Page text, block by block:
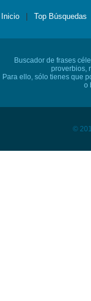
Inicio Top Búsquedas
Buscador de frases
proverbios,
Para ello, sólo tienes que
o
©